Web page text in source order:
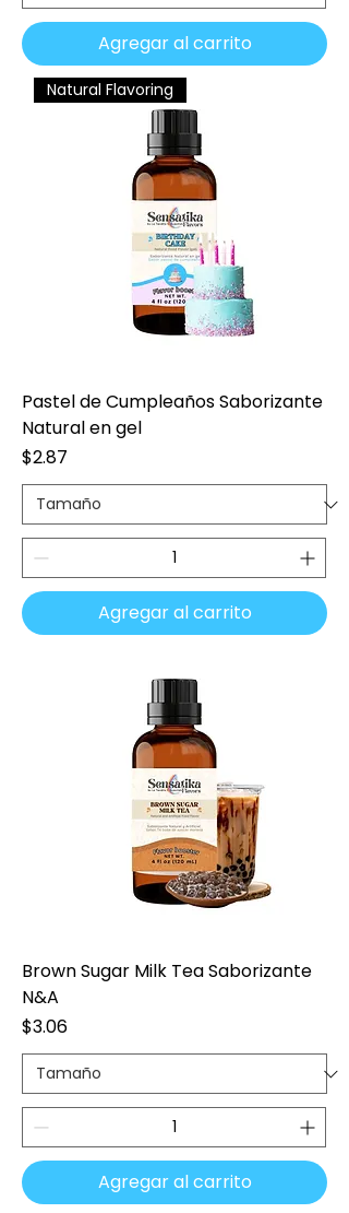
Agregar al carrito
Natural Flavoring
Pastel de Cumpleaños Saborizante
Natural en gel
Precio
$2.87
Agregar al carrito
Brown Sugar Milk Tea Saborizante
N&A
Precio
$3.06
Agregar al carrito